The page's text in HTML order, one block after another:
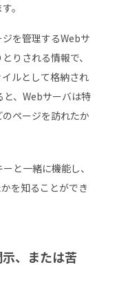
。
ジを管理するWebサ
りされる情報で、
ルとして格納され
と、Webサーバは特
ページを訪れたか
と一緒に機能し、
を知ることができ
、または苦